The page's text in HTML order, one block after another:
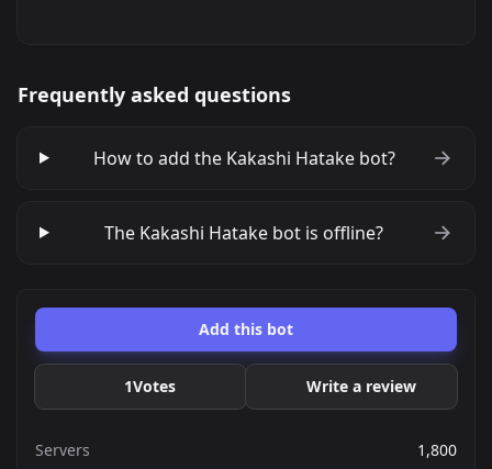
Frequently asked questions
How to add the Kakashi Hatake bot?
The Kakashi Hatake bot is offline?
Add this bot
1Votes Write a review
Servers 1,800